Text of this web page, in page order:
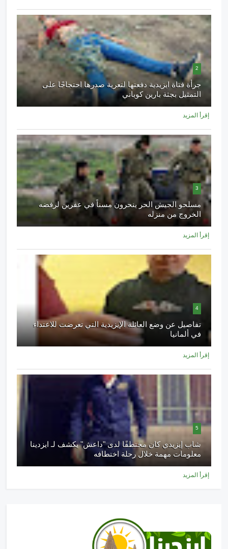
2
جرأة فتاة ايزيدية دفعتها لتعرية صدرها احتجاجًا على
التمثيل بجثة بارين كوباني
إقرأ المزيد
3
مسلحو الجيش الحر ينحرون مسناً في عفرين لرفضه
الخروج من منزله
إقرأ المزيد
4
تفاصيل عن وضع العائلة الإيزيدية التي تعرضت للاعتداء
في ألمانيا
إقرأ المزيد
5
شاب إيزيدي كان مختطفًا لدى "داعش" يكشف لـ ايزدينا
معلومات مهمة خلال رحلة اختطافه
إقرأ المزيد